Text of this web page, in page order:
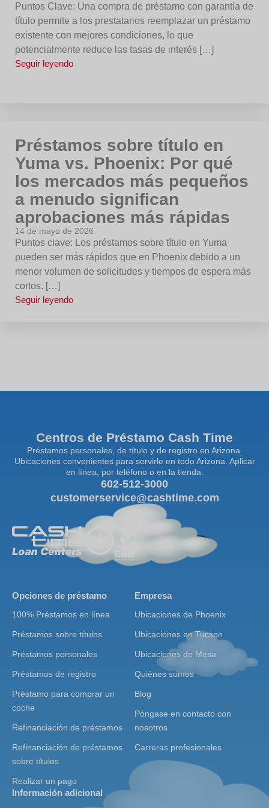
Puntos Clave: Una compra de préstamo con garantía de
título permite a los prestatarios reemplazar un préstamo
existente con mejores condiciones, lo que
potencialmente reduce las tasas de interés […]
Seguir leyendo
Préstamos sobre título en
Yuma vs. Phoenix: Por qué
los mercados más pequeños
a menudo significan
aprobaciones más rápidas
14 de mayo de 2026
Puntos clave: Los préstamos sobre título en Yuma
pueden ser más rápidos que en Phoenix debido a un
menor volumen de solicitudes y tiempos de espera más
cortos. […]
Seguir leyendo
Centros de Préstamo Cash Time
Préstamos personales, de título y de registro en Arizona.
Ubicaciones convenientes para servirle en todo Arizona. Aplicar
en línea, por teléfono o en la tienda.
602-512-3000
customerservice@cashtime.com
Opciones de préstamo
100% Préstamos en línea
Préstamos sobre títulos
Préstamos personales
Préstamos de registro
Préstamo para comprar un
coche
Refinanciación de préstamos
Refinanciación de préstamos
sobre títulos
Realizar un pago
Empresa
Ubicaciones de Phoenix
Ubicaciones en Tucson
Ubicaciones de Mesa
Quiénes somos
Blog
Póngase en contacto con
nosotros
Carreras profesionales
Información adicional